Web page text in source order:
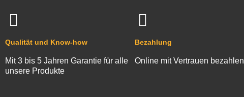
Qualität und Know-how
Mit 3 bis 5 Jahren Garantie für alle
unsere Produkte
Bezahlung
Online mit Vertrauen bezahlen